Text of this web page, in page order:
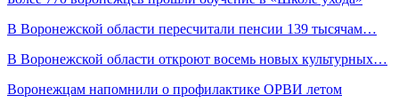
В Воронежской области пересчитали пенсии 139 тысячам…
В Воронежской области откроют восемь новых культурных…
Воронежцам напомнили о профилактике ОРВИ летом